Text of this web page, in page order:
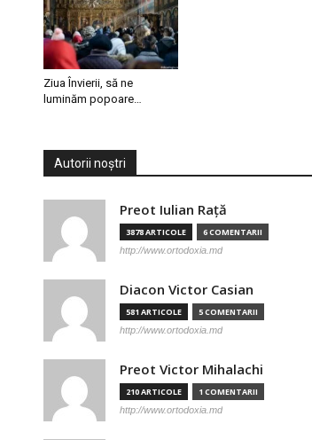
Ziua Învierii, să ne
luminăm popoare…
Autorii noștri
Preot Iulian Raţă
3878 ARTICOLE 6 COMENTARII
http://www.ortodoxia.md
Diacon Victor Casian
581 ARTICOLE 5 COMENTARII
http://www.ortodoxia.md
Preot Victor Mihalachi
210 ARTICOLE 1 COMENTARII
http://www.ortodoxia.md